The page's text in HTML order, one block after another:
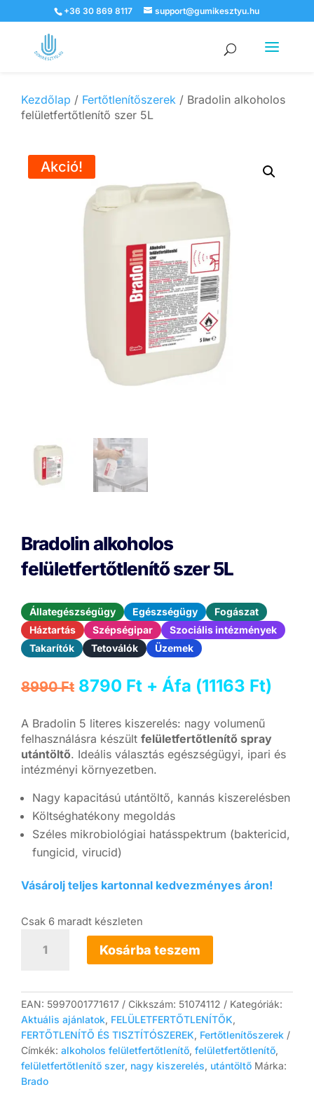
+36 30 869 8117 support@gumikesztyu.hu
Products
search
Kezdőlap / Fertőtlenítőszerek / Bradolin alkoholos
felületfertőtlenítő szer 5L
Akció!
Bradolin alkoholos
felületfertőtlenítő szer 5L
Állategészségügy Egészségügy
Fogászat
Háztartás
Szépségipar
Szociális intézmények
Takarítók
Tetoválók Üzemek
8990Ft Original
was:
8990 Ft.
8790 FtCurrent
is:
8790 Ft.
+ Áfa (11163 Ft)
A Bradolin 5 literes kiszerelés: nagy volumenű
felhasználásra készült felületfertőtlenítő spray
utántöltő. Ideális választás egészségügyi, ipari és
intézményi környezetben.
Nagy kapacitású utántöltő, kannás kiszerelésben
Költséghatékony megoldás
Széles mikrobiológiai hatásspektrum (baktericid,
fungicid, virucid)
Vásárolj teljes kartonnal kedvezményes áron!
Csak 6 maradt készleten
alkoholos
felületfertőtlenítő
5L
mennyiség
Kosárba teszem
EAN: 5997001771617 Cikkszám: 51074112
Kategóriák:
Aktuális ajánlatok, FELÜLETFERTŐTLENÍTŐK,
FERTŐTLENÍTŐ ÉS TISZTÍTÓSZEREK, Fertőtlenítőszerek
Címkék: alkoholos felületfertőtlenítő, felületfertőtlenítő,
felületfertőtlenítő szer, nagy kiszerelés, utántöltő Márka:
Brado